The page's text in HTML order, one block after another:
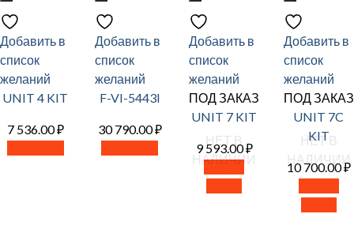
Добавить в
список
желаний
UNIT 4 KIT
7 536.00₽
Добавить в
список
желаний
F-VI-5443I
30 790.00₽
Добавить в
список
желаний
НЕТ В
НАЛИЧИИ
ПОД ЗАКАЗ
UNIT 7 KIT
9 593.00₽
Читать
Добавить в
список
желаний
НЕТ В
НАЛИЧИИ
ПОД ЗАКАЗ
UNIT 7C
KIT
10 700.00₽